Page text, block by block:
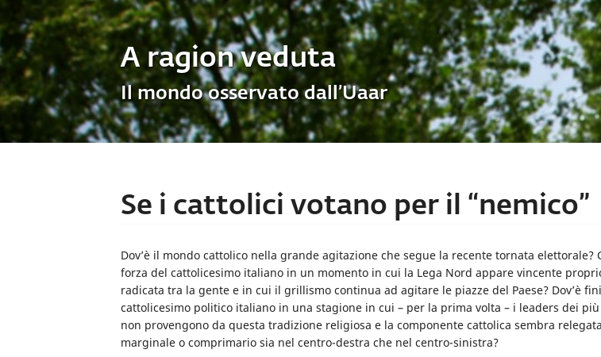
A ragion veduta
Il mondo osservato dall’Uaar
Se i cattolici votano per il “nemico”
Dov’è il mondo cattolico nella grande agitazione che segue la recente tornata elettorale?
forza del cattolicesimo italiano in un momento in cui la Lega Nord appare vincente
radicata tra la gente e in cui il grillismo continua ad agitare le piazze del Paese? Dov’è
cattolicesimo politico italiano in una stagione in cui – per la prima volta – i leaders dei
non provengono da questa tradizione religiosa e la componente cattolica sembra
marginale o comprimario sia nel centro-destra che nel centro-sinistra?